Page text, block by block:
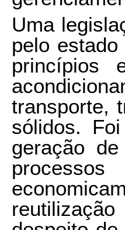
Uma
pelo
princípios
transporte,
sólidos.
geração